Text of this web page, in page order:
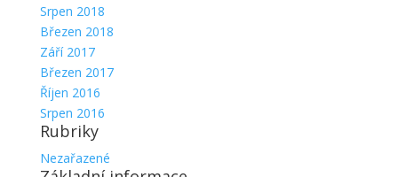
Srpen 2018
Březen 2018
Září 2017
Březen 2017
Říjen 2016
Srpen 2016
Rubriky
Nezařazené